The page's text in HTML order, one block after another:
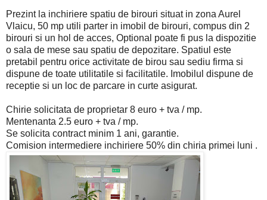
Prezint la inchiriere spatiu de birouri situat in zona Aurel
Vlaicu, 50 mp utili parter in imobil de birouri, compus din 2
birouri si un hol de acces, Optional poate fi pus la dispozitie
o sala de mese sau spatiu de depozitare. Spatiul este
pretabil pentru orice activitate de birou sau sediu firma si
dispune de toate utilitatile si facilitatile. Imobilul dispune de
receptie si un loc de parcare in curte asigurat.
Chirie solicitata de proprietar 8 euro + tva / mp.
Mentenanta 2.5 euro + tva / mp.
Se solicita contract minim 1 ani, garantie.
Comision intermediere inchiriere 50% din chiria primei luni .